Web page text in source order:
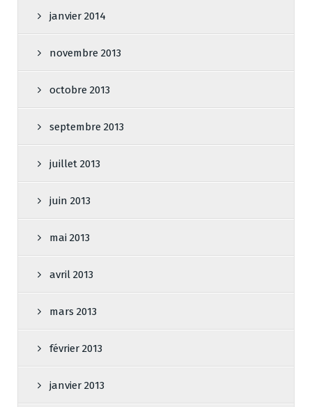
janvier 2014
novembre 2013
octobre 2013
septembre 2013
juillet 2013
juin 2013
mai 2013
avril 2013
mars 2013
février 2013
janvier 2013